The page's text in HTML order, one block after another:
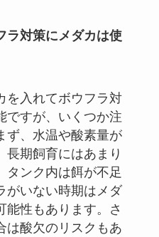
ラ対策にメダカは使
を入れてボウフラ対
ですが、いくつか注
ず、水温や酸素量が
長期飼育にはあまり
タンク内は餌が不足
がいない時期はメダ
能性もあります。さ
は酸欠のリスクもあ